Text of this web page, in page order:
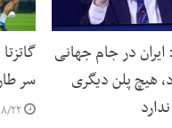
ایران در جام جهانی
هیچ پلن دیگری
سر